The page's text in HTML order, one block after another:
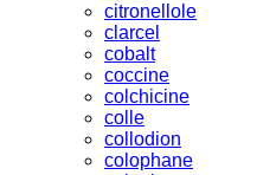
citronellole
clarcel
cobalt
coccine
colchicine
colle
collodion
colophane